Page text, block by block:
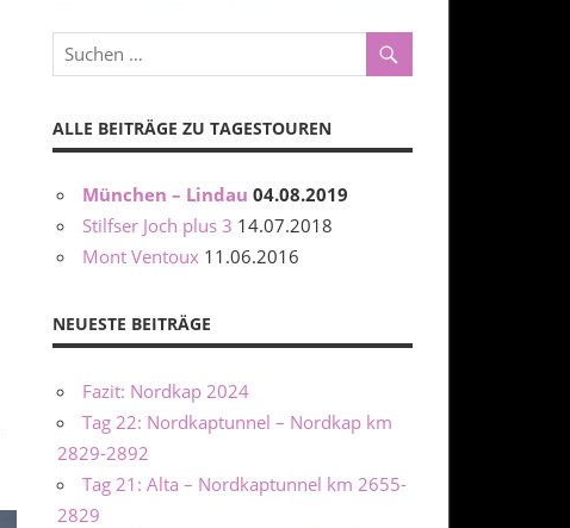
ALLE BEITRÄGE ZU TAGESTOUREN
München – Lindau 04.08.2019
Stilfser Joch plus 3 14.07.2018
Mont Ventoux 11.06.2016
NEUESTE BEITRÄGE
Fazit: Nordkap 2024
Tag 22: Nordkaptunnel – Nordkap km
2829-2892
Tag 21: Alta – Nordkaptunnel km 2655-
2829